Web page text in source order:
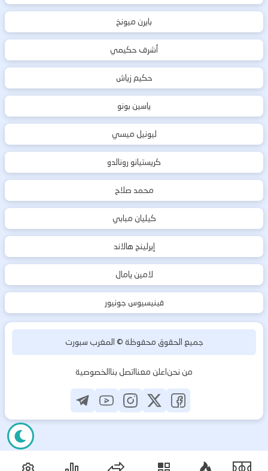
بايرن ميونخ
أشرف حكيمي
حكيم زياش
ياسين بونو
ليونيل ميسي
كريستيانو رونالدو
محمد صلاح
كيليان مبابي
إيرلينج هالاند
لامين يامال
فينيسيوس جونيور
جميع الحقوق محفوظة ©المغرب سبورت
من نحناعلن معنااتصل بناالخصوصية